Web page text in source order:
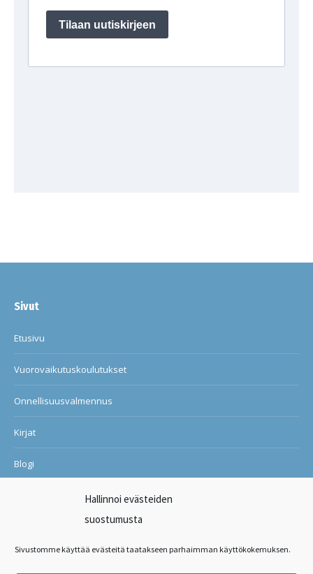
Hallinnoi evästeiden
suostumusta
Sivustomme käyttää evästeitä taatakseen parhaimman käyttökokemuksen.
Sivut
Etusivu
Vuorovaikutuskoulutukset
Onnellisuusvalmennus
Kirjat
Blogi
Ilon ja onnellisuuden kuntosali
Suosituksia asiakkailtani